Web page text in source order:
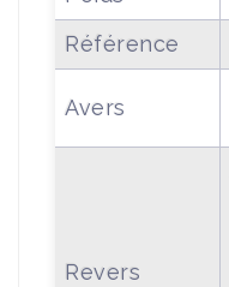
Référence
Avers
Revers